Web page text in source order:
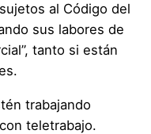
al Código del
sus labores de
tanto si están
trabajando
teletrabajo.